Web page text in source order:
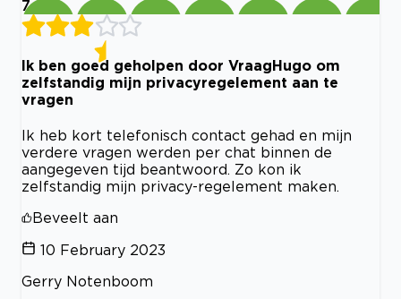
7
Ik ben goed geholpen door VraagHugo om
zelfstandig mijn privacyregelement aan te
vragen
Ik heb kort telefonisch contact gehad en mijn
verdere vragen werden per chat binnen de
aangegeven tijd beantwoord. Zo kon ik
zelfstandig mijn privacy-regelement maken.
Beveelt aan
10 February 2023
Gerry Notenboom